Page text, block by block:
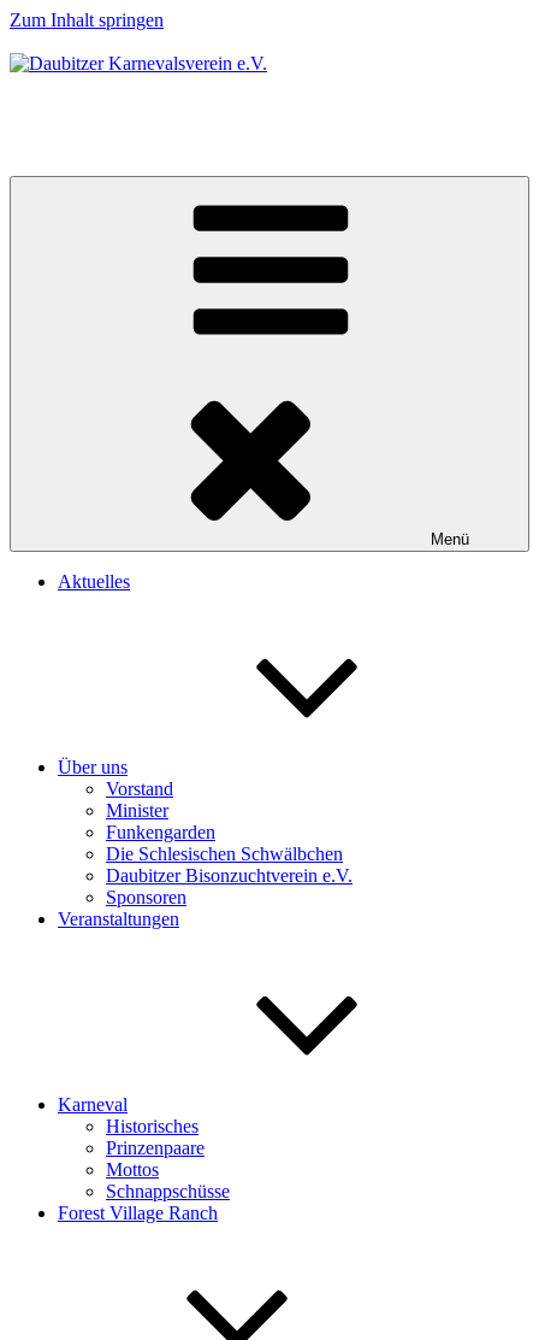
Zum Inhalt springen
Menü
Aktuelles
Über uns
Vorstand
Minister
Funkengarden
Die Schlesischen Schwälbchen
Daubitzer Bisonzuchtverein e.V.
Sponsoren
Veranstaltungen
Karneval
Historisches
Prinzenpaare
Mottos
Schnappschüsse
Forest Village Ranch